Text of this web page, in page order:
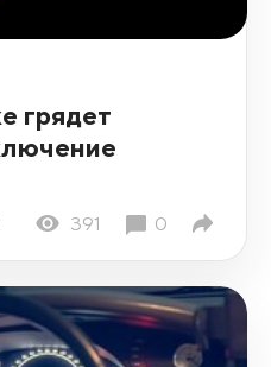
грядет
391 0